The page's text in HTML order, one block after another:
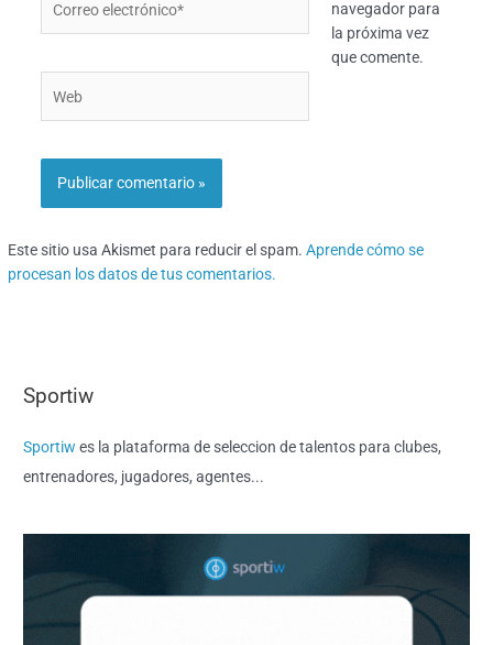
electrónico*
navegador para
la próxima vez
que comente.
Este sitio usa Akismet para reducir el spam.Aprende cómo se
procesan los datos de tus comentarios.
Sportiw
Sportiwes la plataforma de seleccion de talentos para clubes,
entrenadores, jugadores, agentes...